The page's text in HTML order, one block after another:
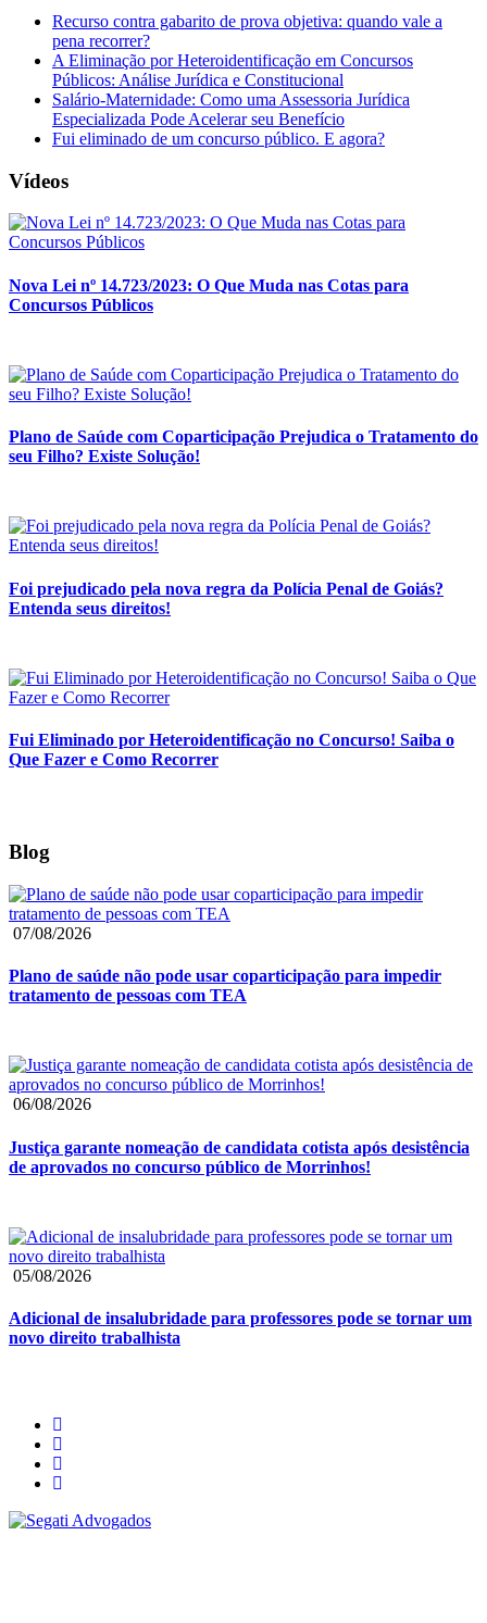
Recurso contra gabarito de prova objetiva: quando vale a
pena recorrer?
A Eliminação por Heteroidentificação em Concursos
Públicos: Análise Jurídica e Constitucional
Salário-Maternidade: Como uma Assessoria Jurídica
Especializada Pode Acelerar seu Benefício
Fui eliminado de um concurso público. E agora?
Vídeos
Nova Lei nº 14.723/2023: O Que Muda nas Cotas para
Concursos Públicos
Plano de Saúde com Coparticipação Prejudica o Tratamento do
seu Filho? Existe Solução!
Foi prejudicado pela nova regra da Polícia Penal de Goiás?
Entenda seus direitos!
Fui Eliminado por Heteroidentificação no Concurso! Saiba o
Que Fazer e Como Recorrer
Blog
07/08/2026
Plano de saúde não pode usar coparticipação para impedir
tratamento de pessoas com TEA
06/08/2026
Justiça garante nomeação de candidata cotista após desistência
de aprovados no concurso público de Morrinhos!
05/08/2026
Adicional de insalubridade para professores pode se tornar um
novo direito trabalhista